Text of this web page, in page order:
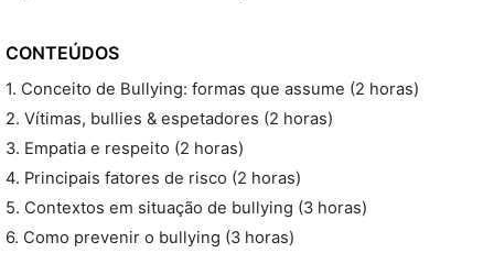
CONTEÚDOS
1. Conceito de Bullying: formas que assume (2 horas)
2. Vítimas, bullies & espetadores (2 horas)
3. Empatia e respeito (2 horas)
4. Principais fatores de risco (2 horas)
5. Contextos em situação de bullying (3 horas)
6. Como prevenir o bullying (3 horas)